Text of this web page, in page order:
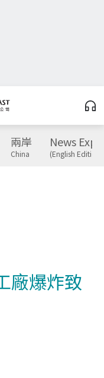
兩岸
China
News
(English Edition)
廠爆炸致